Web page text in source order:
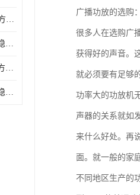
白山合并式广播功放 维护方便 多应用于公共场合
云浮IP网络广播功放 性能稳定 设计结构简单
广西IP网络定压功放 维护方便 多应用于公共场合
清远数字IP广播功放 性能稳定 传输距离远
广播功放的选购：
很多人在选购广
获得好的声音。
就必须要有足够
功率大的功放机
声器的关系就如
来什么好处。再
面。就一般的家
不同地区生产的